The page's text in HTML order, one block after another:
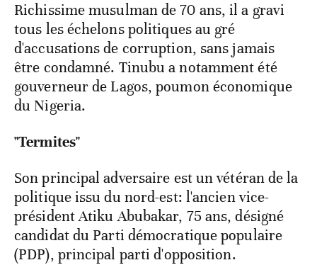
Richissime musulman de 70 ans, il a gravi
tous les échelons politiques au gré
d'accusations de corruption, sans jamais
être condamné. Tinubu a notamment été
gouverneur de Lagos, poumon économique
du Nigeria.
"Termites"
Son principal adversaire est un vétéran de la
politique issu du nord-est: l'ancien vice-
président Atiku Abubakar, 75 ans, désigné
candidat du Parti démocratique populaire
(PDP), principal parti d'opposition.